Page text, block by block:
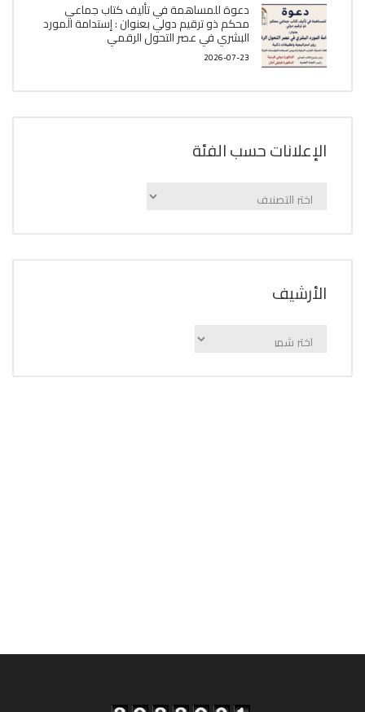
دعوة للمساهمة في تأليف كتاب جماعي
محكم ذو ترقيم دولي بعنوان : إستدامة المورد
البشري في عصر التحول الرقمي
2026-07-23
الإعلانات حسب الفئة
الإعلانات
اﻷرشيف
اﻷرشيف